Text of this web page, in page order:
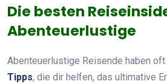
Die besten
Abenteuerlustige
Abenteuerlustige Reisende haben
Tipps, die dir helfen, das ultimative